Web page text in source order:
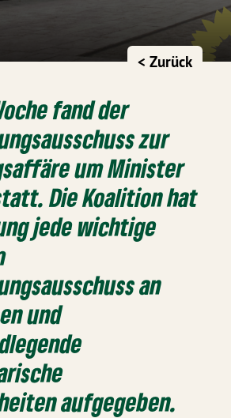
< Zurück
fand der
zur
um Minister
Die Koalition hat
jede wichtige
an
und
aufgegeben.